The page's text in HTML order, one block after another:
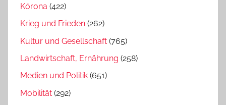
Kórona (422)
Krieg und Frieden (262)
Kultur und Gesellschaft (765)
Landwirtschaft, Ernährung (258)
Medien und Politik (651)
Mobilität (292)